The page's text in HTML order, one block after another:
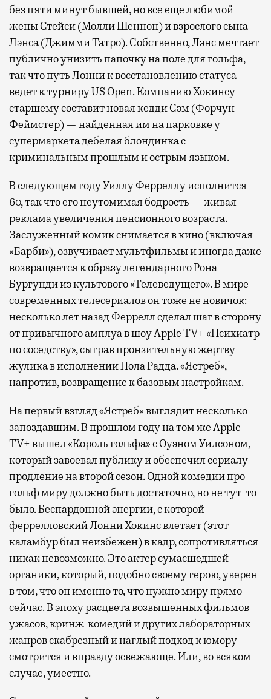
без пяти минут бывшей, но все еще любимой
жены Стейси (Молли Шеннон) и взрослого сына
Лэнса (Джимми Татро). Собственно, Лэнс мечтает
публично унизить папочку на поле для гольфа,
так что путь Лонни к восстановлению статуса
ведет к турниру US Open. Компанию Хокинсу-
старшему составит новая кедди Сэм (Форчун
Феймстер) — найденная им на парковке у
супермаркета дебелая блондинка с
криминальным прошлым и острым языком.
В следующем году Уиллу Ферреллу исполнится
60, так что его неутомимая бодрость — живая
реклама увеличения пенсионного возраста.
Заслуженный комик снимается в кино (включая
«Барби»), озвучивает мультфильмы и иногда даже
возвращается к образу легендарного Рона
Бургунди из культового «Телеведущего». В мире
современных телесериалов он тоже не новичок:
несколько лет назад Феррелл сделал шаг в сторону
от привычного амплуа в шоу Apple TV+ «Психиатр
по соседству», сыграв пронзительную жертву
жулика в исполнении Пола Радда. «Ястреб»,
напротив, возвращение к базовым настройкам.
На первый взгляд «Ястреб» выглядит несколько
запоздавшим. В прошлом году на том же Apple
TV+ вышел «Король гольфа» с Оуэном Уилсоном,
который завоевал публику и обеспечил сериалу
продление на второй сезон. Одной комедии про
гольф миру должно быть достаточно, но не тут-то
было. Беспардонной энергии, с которой
феррелловский Лонни Хокинс влетает (этот
каламбур был неизбежен) в кадр, сопротивляться
никак невозможно. Это актер сумасшедшей
органики, который, подобно своему герою, уверен
в том, что он именно то, что нужно миру прямо
сейчас. В эпоху расцвета возвышенных фильмов
ужасов, кринж-комедий и других лабораторных
жанров скабрезный и наглый подход к юмору
смотрится и вправду освежающе. Или, во всяком
случае, уместно.